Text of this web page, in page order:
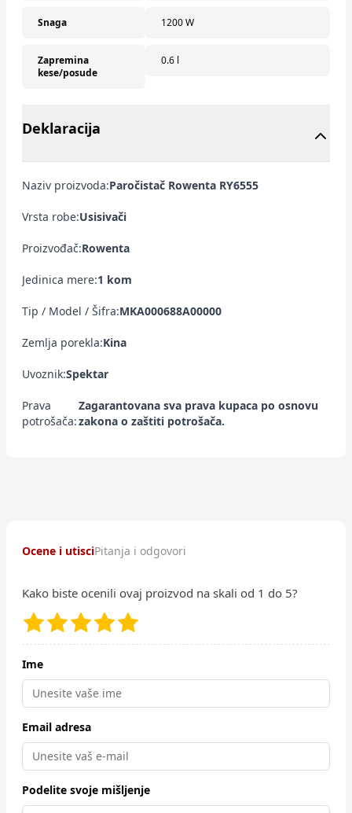
Snaga 1200 W
Zapremina
kese/posude
0.6 l
Deklaracija
Naziv proizvoda:Paročistač Rowenta RY6555
Vrsta robe:Usisivači
Proizvođač:Rowenta
Jedinica mere:1 kom
Tip / Model / Šifra:MKA000688A00000
Zemlja porekla:Kina
Uvoznik:Spektar
Prava
potrošača:
Zagarantovana sva prava kupaca po osnovu
zakona o zaštiti potrošača.
Ocene i utisciPitanja i odgovori
Kako biste ocenili ovaj proizvod na skali od 1 do 5?
Ime
Email adresa
Podelite svoje mišljenje